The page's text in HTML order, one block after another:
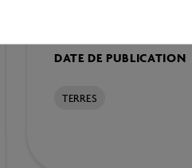
DATE DE PUBLICATION
TERRES